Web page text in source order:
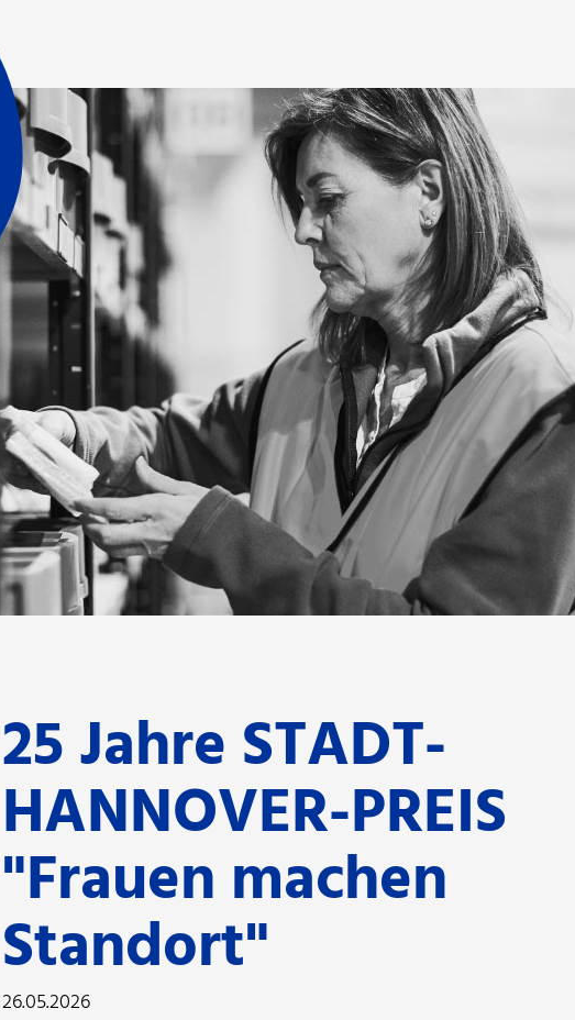
25 Jahre STADT-
HANNOVER-PREIS
"Frauen machen
Standort"
26.05.2026